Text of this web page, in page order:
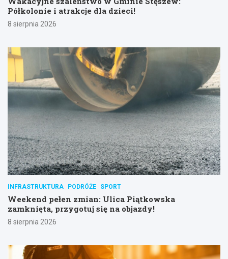
Półkolonie i atrakcje dla dzieci!
8 sierpnia 2026
INFRASTRUKTURA PODRÓŻE SPORT
Weekend pełen zmian: Ulica Piątkowska
zamknięta, przygotuj się na objazdy!
8 sierpnia 2026